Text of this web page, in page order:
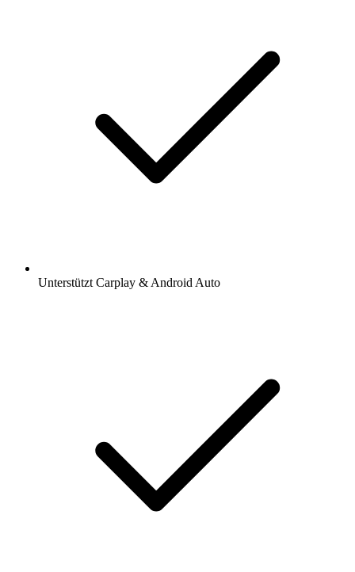
Unterstützt Carplay & Android Auto